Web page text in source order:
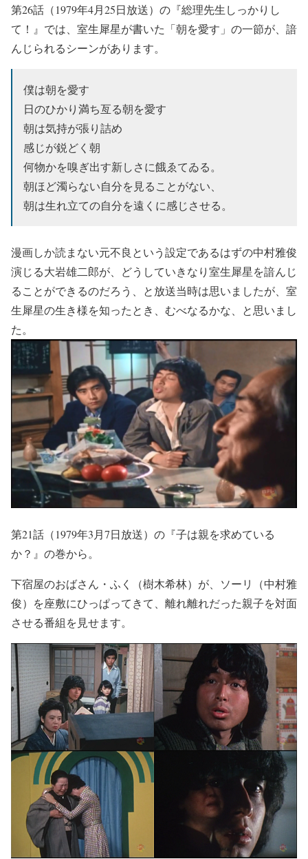
第26話（1979年4月25日放送）の『総理先生しっかりし
て！』では、室生犀星が書いた「朝を愛す」の一節が、諳
んじられるシーンがあります。
僕は朝を愛す
日のひかり満ち亙る朝を愛す
朝は気持が張り詰め
感じが鋭どく朝
何物かを嗅ぎ出す新しさに餓ゑてゐる。
朝ほど濁らない自分を見ることがない、
朝は生れ立ての自分を遠くに感じさせる。
漫画しか読まない元不良という設定であるはずの中村雅俊
演じる大岩雄二郎が、どうしていきなり室生犀星を諳んじ
ることができるのだろう、と放送当時は思いましたが、室
生犀星の生き様を知ったとき、むべなるかな、と思いまし
た。
第21話（1979年3月7日放送）の『子は親を求めている
か？』の巻から。
下宿屋のおばさん・ふく（樹木希林）が、ソーリ（中村雅
俊）を座敷にひっぱってきて、離れ離れだった親子を対面
させる番組を見せます。